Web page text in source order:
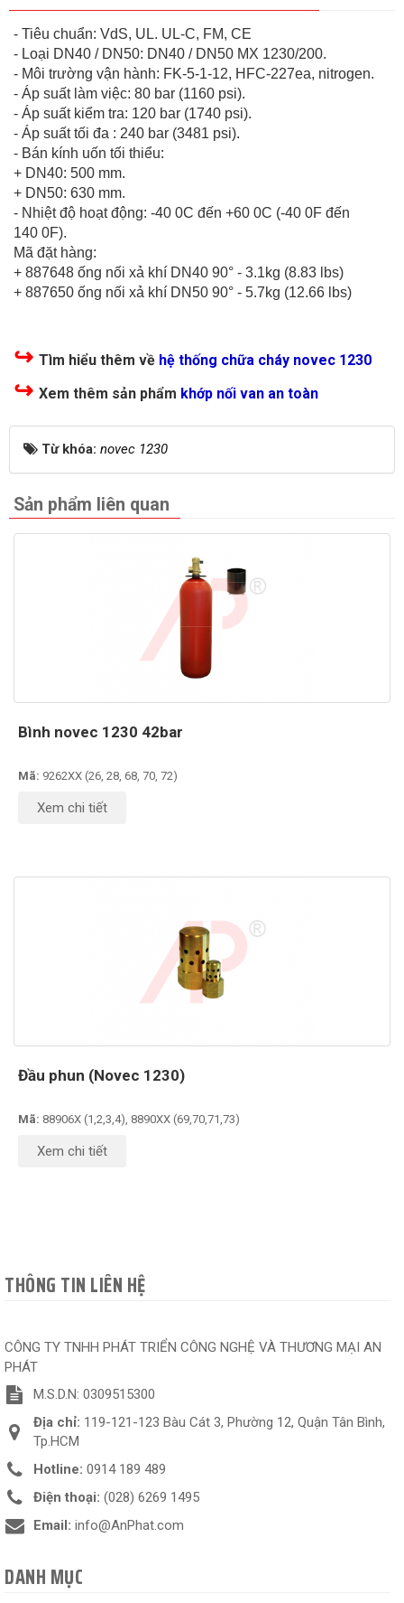
- Tiêu chuẩn: VdS, UL. UL-C, FM, CE
- Loại DN40 / DN50: DN40 / DN50 MX 1230/200.
- Môi trường vận hành: FK-5-1-12, HFC-227ea, nitrogen.
- Áp suất làm việc: 80 bar (1160 psi).
- Áp suất kiểm tra: 120 bar (1740 psi).
- Áp suất tối đa : 240 bar (3481 psi).
- Bán kính uốn tối thiểu:
+ DN40: 500 mm.
+ DN50: 630 mm.
- Nhiệt độ hoạt động: -40 0C đến +60 0C (-40 0F đến
140 0F).
Mã đặt hàng:
+ 887648 ống nối xả khí DN40 90° - 3.1kg (8.83 lbs)
+ 887650 ống nối xả khí DN50 90° - 5.7kg (12.66 lbs)
↪ Tìm hiểu thêm về hệ thống chữa cháy novec 1230
↪ Xem thêm sản phẩm khớp nối van an toàn
Từ khóa: novec 1230
Sản phẩm liên quan
Bình novec 1230 42bar
Mã: 9262XX (26, 28, 68, 70, 72)
Xem chi tiết
Đầu phun (Novec 1230)
Mã: 88906X (1,2,3,4), 8890XX (69,70,71,73)
Xem chi tiết
THÔNG TIN LIÊN HỆ
CÔNG TY TNHH PHÁT TRIỂN CÔNG NGHỆ VÀ THƯƠNG MẠI AN
PHÁT
M.S.D.N: 0309515300
Địa chỉ: 119-121-123 Bàu Cát 3, Phường 12, Quận Tân Bình,
Tp.HCM
Hotline: 0914 189 489
Điện thoại: (028) 6269 1495
Email: info@AnPhat.com
DANH MỤC